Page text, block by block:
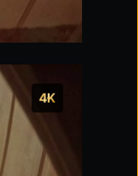
4K